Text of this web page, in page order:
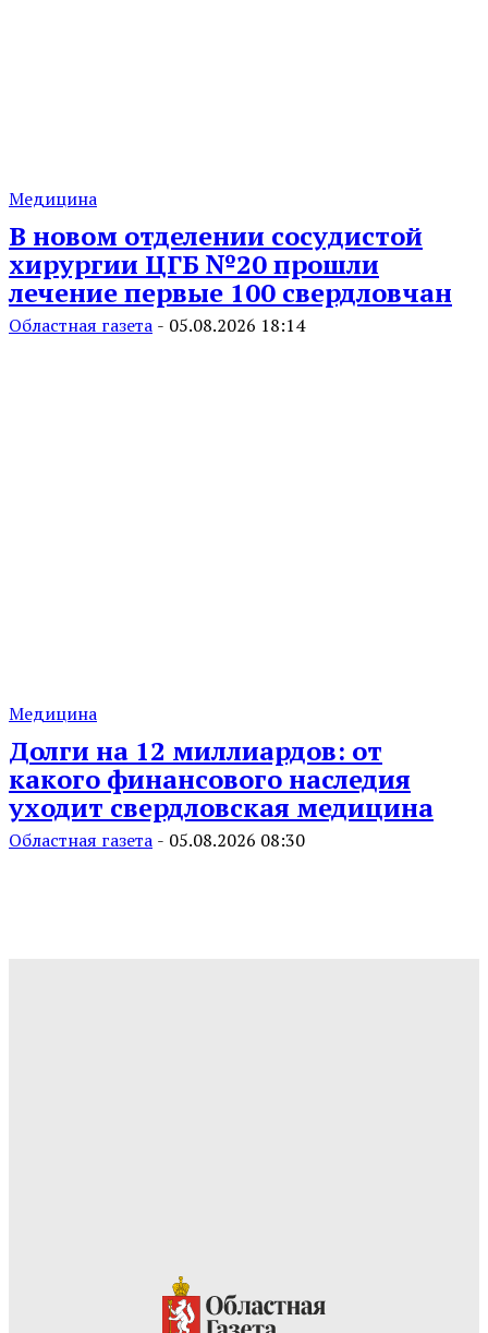
Медицина
В новом отделении сосудистой
хирургии ЦГБ №20 прошли
лечение первые 100 свердловчан
Областная газета - 05.08.2026 18:14
Медицина
Долги на 12 миллиардов: от
какого финансового наследия
уходит свердловская медицина
Областная газета - 05.08.2026 08:30